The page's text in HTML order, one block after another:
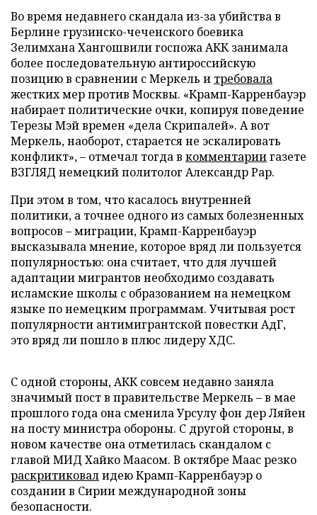
Во время недавнего скандала из-за убийства в
Берлине грузинско-чеченского боевика
Зелимхана Хангошвили госпожа АКК занимала
более последовательную антироссийскую
позицию в сравнении с Меркель и требовала
жестких мер против Москвы. «Крамп-Карренбауэр
набирает политические очки, копируя поведение
Терезы Мэй времен «дела Скрипалей». А вот
Меркель, наоборот, старается не эскалировать
конфликт», – отмечал тогда в комментариигазете
ВЗГЛЯД немецкий политолог Александр Рар.
При этом в том, что касалось внутренней
политики, а точнее одного из самых болезненных
вопросов – миграции, Крамп-Карренбауэр
высказывала мнение, которое вряд ли пользуется
популярностью: она считает, что для лучшей
адаптации мигрантов необходимо создавать
исламские школы с образованием на немецком
языке по немецким программам. Учитывая рост
популярности антимигрантской повестки АдГ,
это вряд ли пошло в плюс лидеру ХДС.
С одной стороны, АКК совсем недавно заняла
значимый пост в правительстве Меркель – в мае
прошлого года она сменила Урсулу фон дер Ляйен
на посту министра обороны. С другой стороны, в
новом качестве она отметилась скандалом с
главой МИД Хайко Маасом. В октябре Маас резко
раскритиковалидею Крамп-Карренбауэр о
создании в Сирии международной зоны
безопасности.